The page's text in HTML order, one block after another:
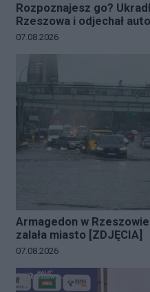
Rozpoznajesz go?
Rzeszowa i odjechał
Data dodania galerii:
07.08.2026
Armagedon w
zalała miasto [ZDJĘCIA]
Data dodania galerii:
07.08.2026